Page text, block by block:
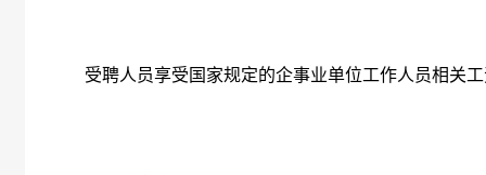
受聘人员享受国家规定的企事业单位工作人员相关工